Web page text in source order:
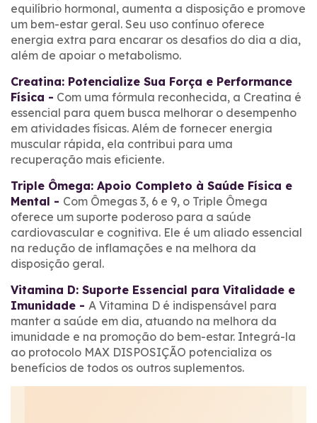
equilíbrio hormonal, aumenta a disposição e promove
um bem-estar geral. Seu uso contínuo oferece
energia extra para encarar os desafios do dia a dia,
além de apoiar o metabolismo.
Creatina: Potencialize Sua Força e Performance
Física - Com uma fórmula reconhecida, a Creatina é
essencial para quem busca melhorar o desempenho
em atividades físicas. Além de fornecer energia
muscular rápida, ela contribui para uma
recuperação mais eficiente.
Triple Ômega: Apoio Completo à Saúde Física e
Mental - Com Ômegas 3, 6 e 9, o Triple Ômega
oferece um suporte poderoso para a saúde
cardiovascular e cognitiva. Ele é um aliado essencial
na redução de inflamações e na melhora da
disposição geral.
Vitamina D: Suporte Essencial para Vitalidade e
Imunidade - A Vitamina D é indispensável para
manter a saúde em dia, atuando na melhora da
imunidade e na promoção do bem-estar. Integrá-la
ao protocolo MAX DISPOSIÇÃO potencializa os
benefícios de todos os outros suplementos.